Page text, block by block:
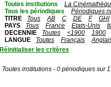
Toutes institutions
La
Tous les périodiques
Périodiques
TITRE
Tous AB C DE F
GHI
PAYS
Tous France Etats-Unis
DECENNIE
Toutes <1900
1900
LANGUE
Toutes Français
Réinitialiser les critères
Toutes institutions - 0 périodiques sur